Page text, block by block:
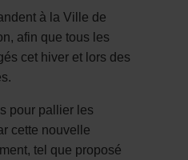
à la Ville de
afin que tous les
cet hiver et lors des
pour pallier les
cette nouvelle
tel que proposé